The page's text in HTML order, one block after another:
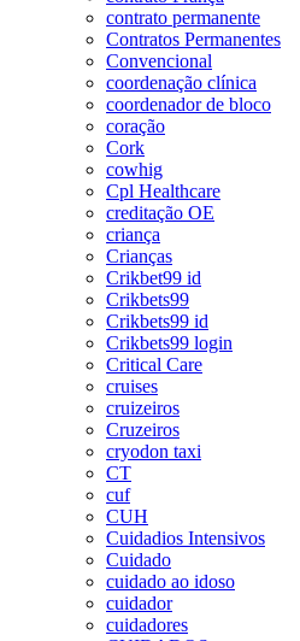
contrato permanente
Contratos Permanentes
Convencional
coordenação clínica
coordenador de bloco
coração
Cork
cowhig
Cpl Healthcare
creditação OE
criança
Crianças
Crikbet99 id
Crikbets99
Crikbets99 id
Crikbets99 login
Critical Care
cruises
cruizeiros
Cruzeiros
cryodon taxi
CT
cuf
CUH
Cuidadios Intensivos
Cuidado
cuidado ao idoso
cuidador
cuidadores